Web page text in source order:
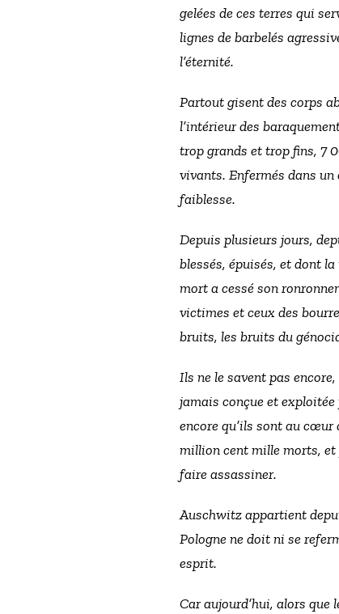
gelées de ces terres qui
lignes de barbelés
l’éternité.
Partout gisent des corps
l’intérieur des
trop grands et trop fins, 7
vivants. Enfermés dans
faiblesse.
Depuis plusieurs jours,
blessés, épuisés, et dont
mort a cessé son
victimes et ceux des
bruits, les bruits du
Ils ne le savent pas
jamais conçue et exploitée
encore qu’ils sont au cœur
million cent mille morts, et
faire assassiner.
Auschwitz appartient
Pologne ne doit ni se
esprit.
Car aujourd’hui, alors